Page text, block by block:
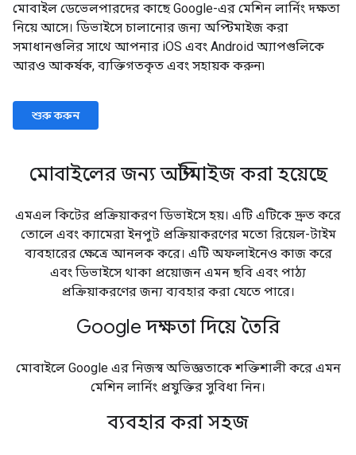
মোবাইল ডেভেলপারদের কাছে Google-এর মেশিন লার্নিং দক্ষতা
নিয়ে আসে। ডিভাইসে চালানোর জন্য অপ্টিমাইজ করা
সমাধানগুলির সাথে আপনার iOS এবং Android অ্যাপগুলিকে
আরও আকর্ষক, ব্যক্তিগতকৃত এবং সহায়ক করুন৷
শুরু করুন
মোবাইলের জন্য অপ্টিমাইজ করা হয়েছে
এমএল কিটের প্রক্রিয়াকরণ ডিভাইসে হয়। এটি এটিকে দ্রুত করে
তোলে এবং ক্যামেরা ইনপুট প্রক্রিয়াকরণের মতো রিয়েল-টাইম
ব্যবহারের ক্ষেত্রে আনলক করে। এটি অফলাইনেও কাজ করে
এবং ডিভাইসে থাকা প্রয়োজন এমন ছবি এবং পাঠ্য
প্রক্রিয়াকরণের জন্য ব্যবহার করা যেতে পারে।
Google দক্ষতা দিয়ে তৈরি
মোবাইলে Google এর নিজস্ব অভিজ্ঞতাকে শক্তিশালী করে এমন
মেশিন লার্নিং প্রযুক্তির সুবিধা নিন।
ব্যবহার করা সহজ